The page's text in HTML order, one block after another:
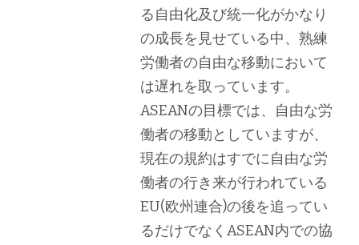
る自由化及び統一化がかなり
の成長を見せている中、熟練
労働者の自由な移動において
は遅れを取っています。
ASEANの目標では、自由な労
働者の移動としていますが、
現在の規約はすでに自由な労
働者の行き来が行われている
EU(欧州連合)の後を追ってい
るだけでなくASEAN内での協